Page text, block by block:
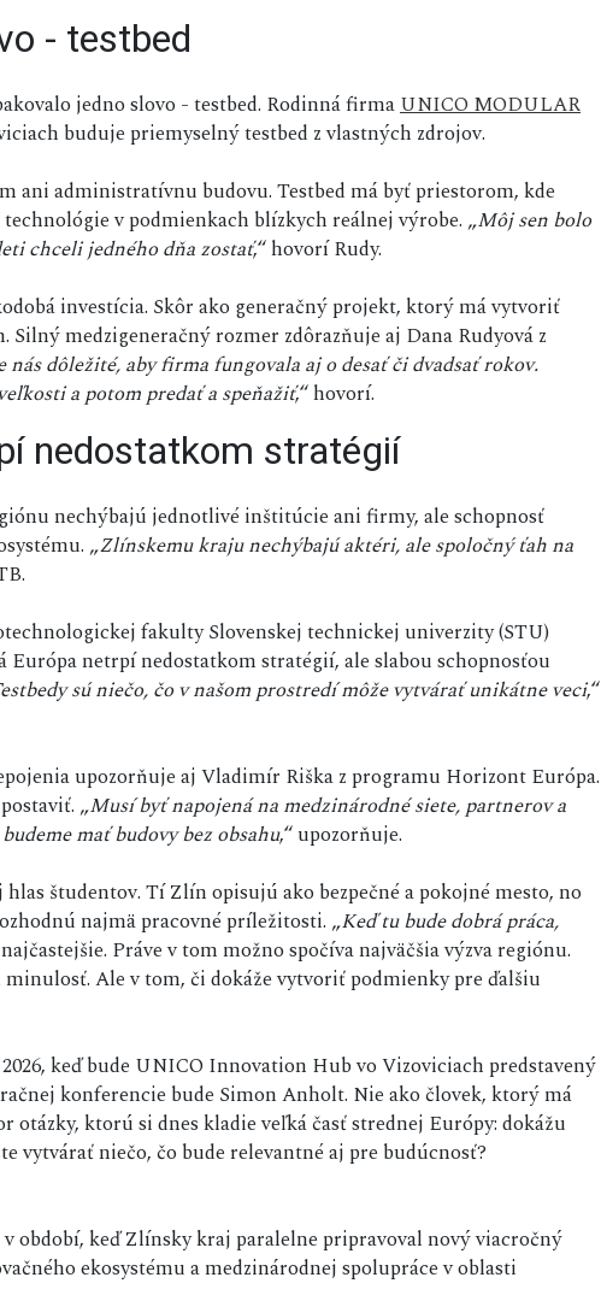
- testbed
jedno slovo - testbed. Rodinná firmaUNICO MODULAR
buduje priemyselný testbed z vlastných zdrojov.
ani administratívnu budovu. Testbed má byť priestorom, kde
v podmienkach blízkych reálnej výrobe. „Môj sen bolo
chceli jedného dňa zostať,“ hovorí Rudy.
investícia. Skôr ako generačný projekt, ktorý má vytvoriť
Silný medzigeneračný rozmer zdôrazňuje aj Dana Rudyová z
nás dôležité, aby firma fungovala aj o desať či dvadsať rokov.
a potom predať a speňažiť,“ hovorí.
nedostatkom stratégií
nechýbajú jednotlivé inštitúcie ani firmy, ale schopnosť
„Zlínskemu kraju nechýbajú aktéri, ale spoločný ťah na
fakulty Slovenskej technickej univerzity (STU)
Európa netrpí nedostatkom stratégií, ale slabou schopnosťou
sú niečo, čo v našom prostredí môže vytvárať unikátne veci,“
upozorňuje aj Vladimír Riška z programu Horizont Európa.
„Musí byť napojená na medzinárodné siete, partnerov a
mať budovy bez obsahu,“ upozorňuje.
hlas študentov. Tí Zlín opisujú ako bezpečné a pokojné mesto, no
najmä pracovné príležitosti. „Keď tu bude dobrá práca,
Práve v tom možno spočíva najväčšia výzva regiónu.
Ale v tom, či dokáže vytvoriť podmienky pre ďalšiu
keď bude UNICO Innovation Hub vo Vizoviciach predstavený
konferencie bude Simon Anholt. Nie ako človek, ktorý má
otázky, ktorú si dnes kladie veľká časť strednej Európy: dokážu
vytvárať niečo, čo bude relevantné aj pre budúcnosť?
období, keď Zlínsky kraj paralelne pripravoval nový viacročný
ekosystému a medzinárodnej spolupráce v oblasti